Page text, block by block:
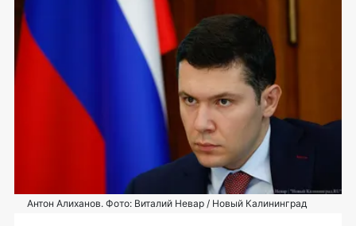
Антон Алиханов. Фото: Виталий Невар / Новый Калининград